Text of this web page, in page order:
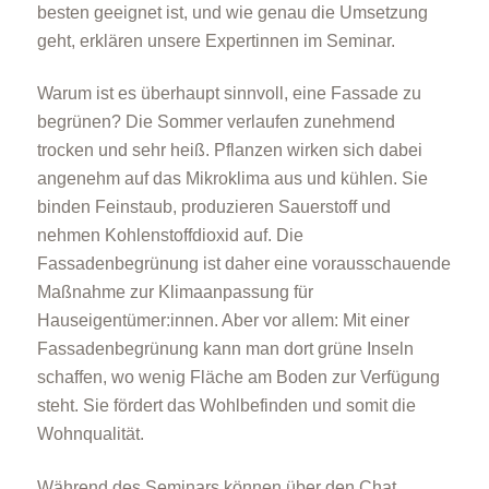
besten geeignet ist, und wie genau die Umsetzung
geht, erklären unsere Expertinnen im Seminar.
Warum ist es überhaupt sinnvoll, eine Fassade zu
begrünen? Die Sommer verlaufen zunehmend
trocken und sehr heiß. Pflanzen wirken sich dabei
angenehm auf das Mikroklima aus und kühlen. Sie
binden Feinstaub, produzieren Sauerstoff und
nehmen Kohlenstoffdioxid auf. Die
Fassadenbegrünung ist daher eine vorausschauende
Maßnahme zur Klimaanpassung für
Hauseigentümer:innen. Aber vor allem: Mit einer
Fassadenbegrünung kann man dort grüne Inseln
schaffen, wo wenig Fläche am Boden zur Verfügung
steht. Sie fördert das Wohlbefinden und somit die
Wohnqualität.